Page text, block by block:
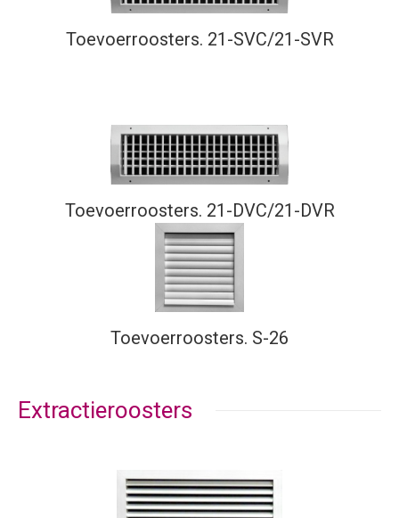
Toevoerroosters. 21-SVC/21-SVR
Toevoerroosters. 21-DVC/21-DVR
Toevoerroosters. S-26
Extractieroosters